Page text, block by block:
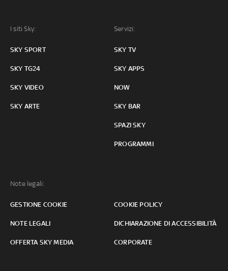
I siti Sky:
SKY SPORT
SKY TG24
SKY VIDEO
SKY ARTE
Servizi:
SKY TV
SKY APPS
NOW
SKY BAR
SPAZI SKY
PROGRAMMI
Note legali:
GESTIONE COOKIE COOKIE POLICY
NOTE LEGALI DICHIARAZIONE DI ACCESSIBILITÀ
OFFERTA SKY MEDIA CORPORATE